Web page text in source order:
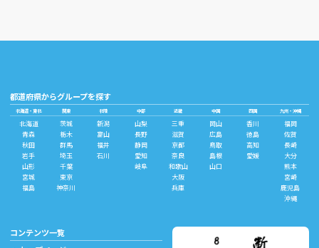
都道府県からグループを探す
北海道・東北
北海道
青森
秋田
岩手
山形
宮城
福島
関東
茨城
栃木
群馬
埼玉
千葉
東京
神奈川
北陸
新潟
富山
福井
石川
中部
山梨
長野
静岡
愛知
岐阜
近畿
三重
滋賀
京都
奈良
和歌山
大阪
兵庫
中国
岡山
広島
鳥取
島根
山口
四国
香川
徳島
高知
愛媛
九州・沖縄
福岡
佐賀
長崎
大分
熊本
宮崎
鹿児島
沖縄
コンテンツ一覧